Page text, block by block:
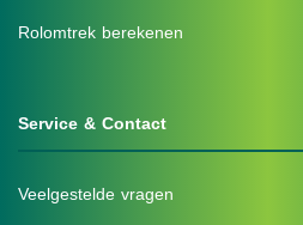
Rolomtrek berekenen
Service & Contact
Veelgestelde vragen